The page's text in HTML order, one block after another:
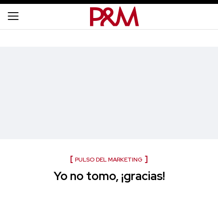
PULSO DEL MARKETING
Yo no tomo, ¡gracias!